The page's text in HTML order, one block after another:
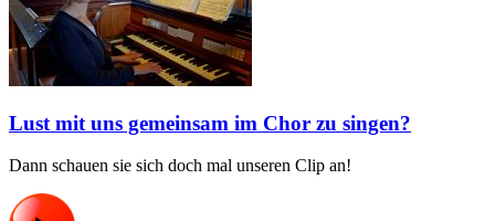
Lust mit uns gemeinsam im Chor zu singen?
Dann schauen sie sich doch mal unseren Clip an!